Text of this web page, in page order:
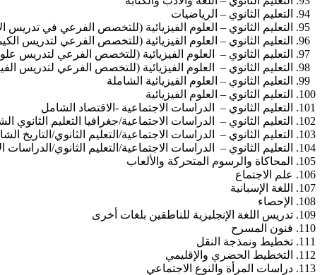
التعليم الثانوي – الرياضيات
التعليم الثانوي – العلوم الفيزيائية (للتخصص الفرعي في تدريس
التعليم الثانوي – العلوم الفيزيائية (للتخصص الفرعي لتدريس
التعليم الثانوي – العلوم الفيزيائية (للتخصص الفرعي لتدريس
التعليم الثانوي – العلوم الفيزيائية (للتخصص الفرعي لتدريس
التعليم الثانوي – العلوم الفيزيائية الشاملة
التعليم الثانوي – العلوم الفيزيائية
التعليم الثانوي – الدراسات الاجتماعية -الاقتصاد الشامل
التعليم الثانوي – الدراسات الاجتماعية/جغرافيا التعليم الثانوي
التعليم الثانوي – الدراسات الاجتماعية/التعليم الثانوي/التاريخ
التعليم الثانوي – الدراسات الاجتماعية/التعليم الثانوي/
المحاكاة والرسوم المتحركة والألعاب
علم الاجتماع
اللغة الإسبانية
الإحصاء
تدريس اللغة الإنجليزية للناطقين بلغات أخرى
فنون المسرح
تخطيط ونمذجة النقل
التخطيط الحضري والإقليمي
دراسات المرأة والنوع الاجتماعي